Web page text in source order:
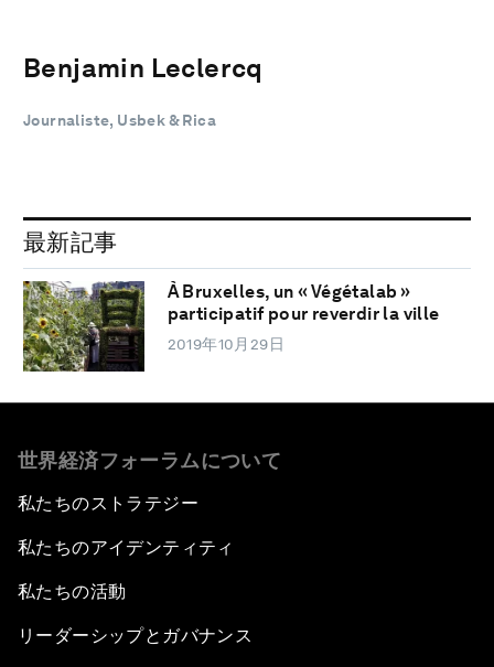
Benjamin Leclercq
Journaliste, Usbek & Rica
最新記事
À Bruxelles, un « Végétalab »
participatif pour reverdir la ville
2019年10月29日
世界経済フォーラムについて
私たちのストラテジー
私たちのアイデンティティ
私たちの活動
リーダーシップとガバナンス